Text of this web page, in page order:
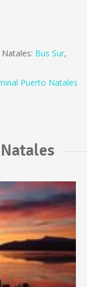
Bus Sur,
Puerto Natales